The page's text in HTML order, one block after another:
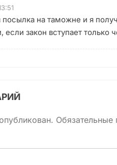
посылка на таможне и я
закон вступает только